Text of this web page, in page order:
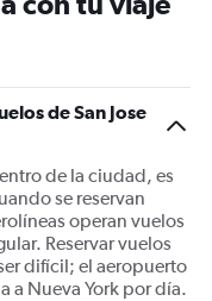
de San Jose
de la ciudad, es
se reservan
operan vuelos
Reservar vuelos
difícil; el aeropuerto
a Nueva York por día.